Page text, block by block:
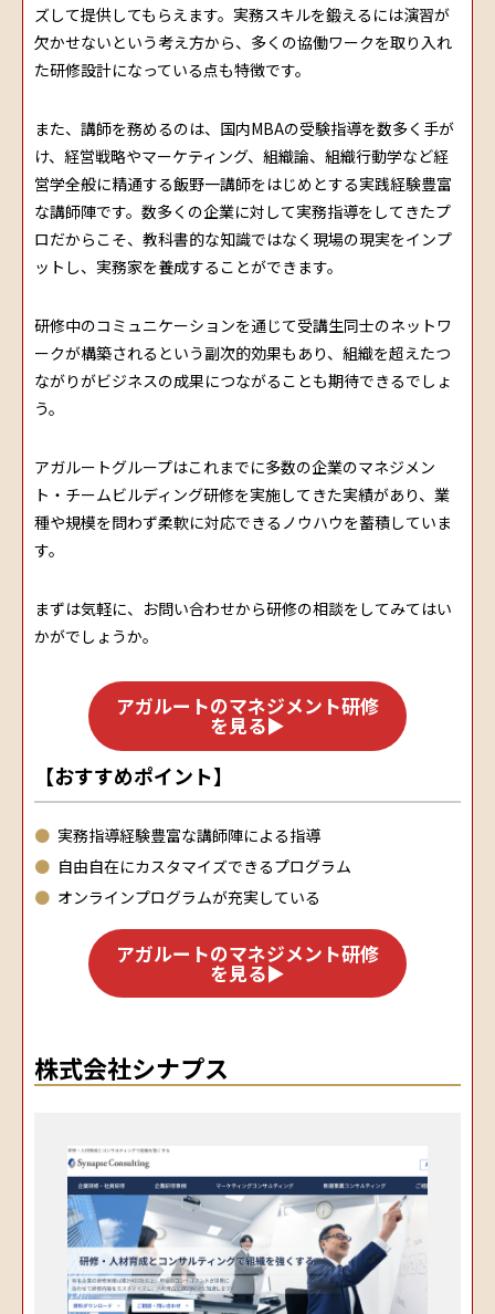
ズして提供してもらえます。実務スキルを鍛えるには演習が
欠かせないという考え方から、多くの協働ワークを取り入れ
た研修設計になっている点も特徴です。
また、講師を務めるのは、国内MBAの受験指導を数多く手が
け、経営戦略やマーケティング、組織論、組織行動学など経
営学全般に精通する飯野一講師をはじめとする実践経験豊富
な講師陣です。数多くの企業に対して実務指導をしてきたプ
ロだからこそ、教科書的な知識ではなく現場の現実をインプ
ットし、実務家を養成することができます。
研修中のコミュニケーションを通じて受講生同士のネットワ
ークが構築されるという副次的効果もあり、組織を超えたつ
ながりがビジネスの成果につながることも期待できるでしょ
う。
アガルートグループはこれまでに多数の企業のマネジメン
ト・チームビルディング研修を実施してきた実績があり、業
種や規模を問わず柔軟に対応できるノウハウを蓄積していま
す。
まずは気軽に、お問い合わせから研修の相談をしてみてはい
かがでしょうか。
アガルートのマネジメント研修
を見る▶
【おすすめポイント】
実務指導経験豊富な講師陣による指導
自由自在にカスタマイズできるプログラム
オンラインプログラムが充実している
アガルートのマネジメント研修
を見る▶
株式会社シナプス